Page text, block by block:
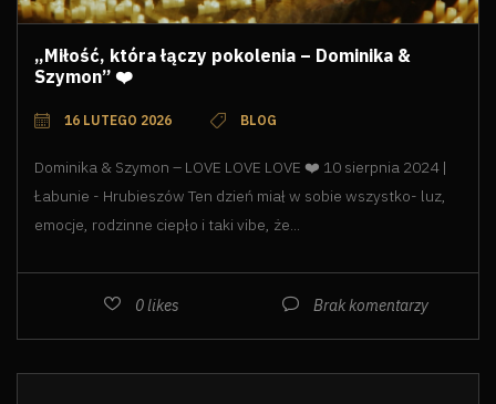
„Miłość, która łączy pokolenia – Dominika &
Szymon” ❤️
16 LUTEGO 2026 BLOG
Dominika & Szymon – LOVE LOVE LOVE ❤️ 10 sierpnia 2024 |
Łabunie - Hrubieszów Ten dzień miał w sobie wszystko- luz,
emocje, rodzinne ciepło i taki vibe, że...
0likes Brak komentarzy